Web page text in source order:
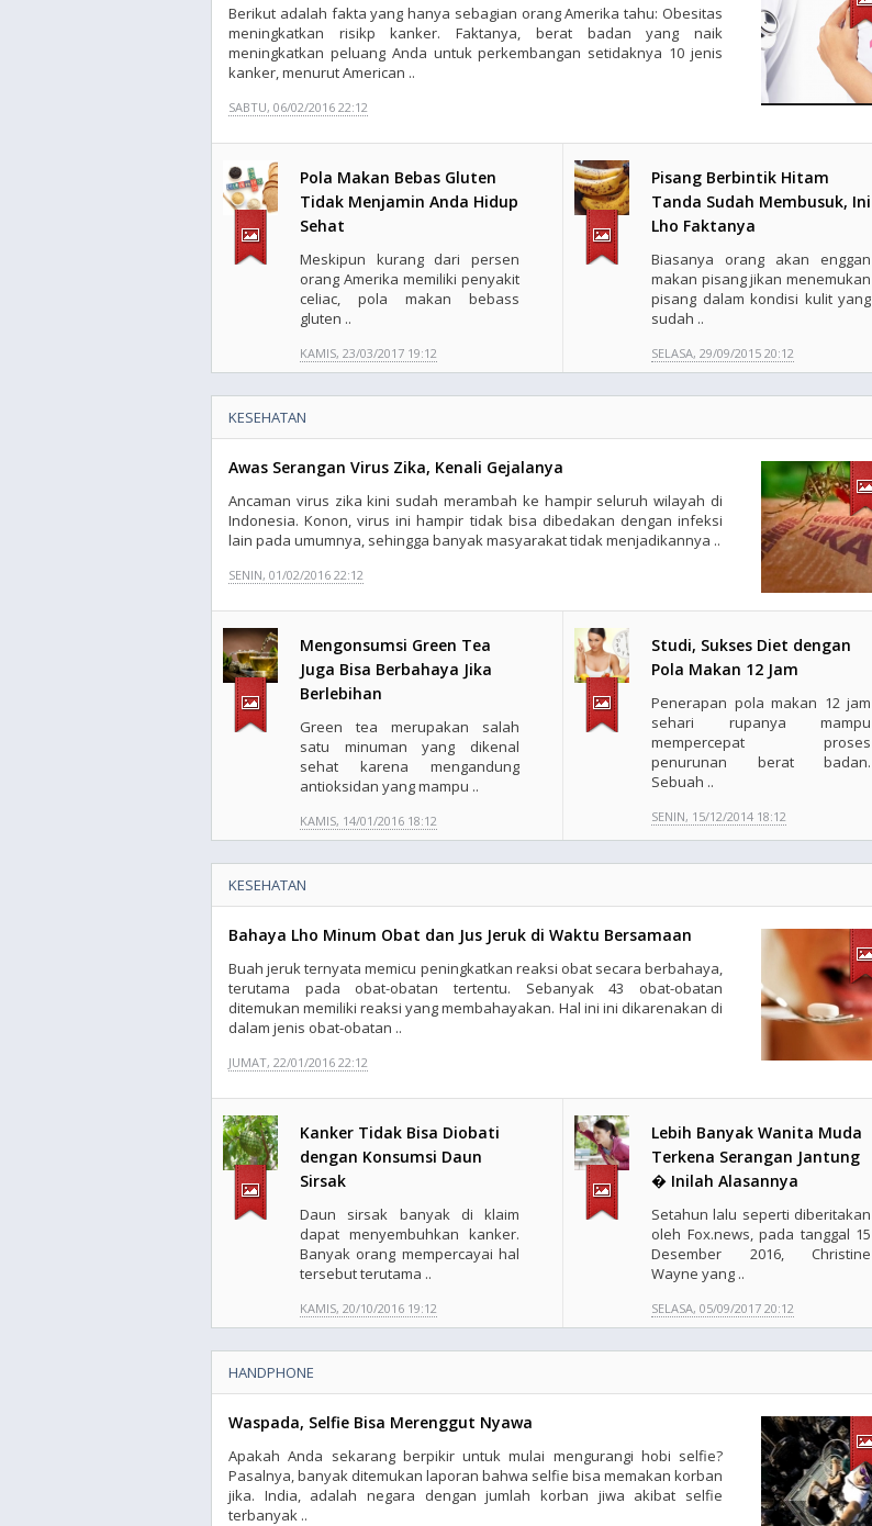
Berikut adalah fakta yang hanya sebagian orang Amerika tahu: Obesitas
meningkatkan risikp kanker. Faktanya, berat badan yang naik
meningkatkan peluang Anda untuk perkembangan setidaknya 10 jenis
kanker, menurut American ..
SABTU, 06/02/2016 22:12
Pola Makan Bebas Gluten
Tidak Menjamin Anda Hidup
Sehat
Meskipun kurang dari persen
orang Amerika memiliki penyakit
celiac, pola makan bebass
gluten ..
KAMIS, 23/03/2017 19:12
Pisang Berbintik Hitam
Tanda Sudah Membusuk, Ini
Lho Faktanya
Biasanya orang akan enggan
makan pisang jikan menemukan
pisang dalam kondisi kulit yang
sudah ..
SELASA, 29/09/2015 20:12
KESEHATAN
Awas Serangan Virus Zika, Kenali Gejalanya
Ancaman virus zika kini sudah merambah ke hampir seluruh wilayah di
Indonesia. Konon, virus ini hampir tidak bisa dibedakan dengan infeksi
lain pada umumnya, sehingga banyak masyarakat tidak menjadikannya ..
SENIN, 01/02/2016 22:12
Mengonsumsi Green Tea
Juga Bisa Berbahaya Jika
Berlebihan
Green tea merupakan salah
satu minuman yang dikenal
sehat karena mengandung
antioksidan yang mampu ..
KAMIS, 14/01/2016 18:12
Studi, Sukses Diet dengan
Pola Makan 12 Jam
Penerapan pola makan 12 jam
sehari rupanya mampu
mempercepat proses
penurunan berat badan.
Sebuah ..
SENIN, 15/12/2014 18:12
KESEHATAN
Bahaya Lho Minum Obat dan Jus Jeruk di Waktu Bersamaan
Buah jeruk ternyata memicu peningkatkan reaksi obat secara berbahaya,
terutama pada obat-obatan tertentu. Sebanyak 43 obat-obatan
ditemukan memiliki reaksi yang membahayakan. Hal ini ini dikarenakan di
dalam jenis obat-obatan ..
JUMAT, 22/01/2016 22:12
Kanker Tidak Bisa Diobati
dengan Konsumsi Daun
Sirsak
Daun sirsak banyak di klaim
dapat menyembuhkan kanker.
Banyak orang mempercayai hal
tersebut terutama ..
KAMIS, 20/10/2016 19:12
Lebih Banyak Wanita Muda
Terkena Serangan Jantung
� Inilah Alasannya
Setahun lalu seperti diberitakan
oleh Fox.news, pada tanggal 15
Desember 2016, Christine
Wayne yang ..
SELASA, 05/09/2017 20:12
HANDPHONE
Waspada, Selfie Bisa Merenggut Nyawa
Apakah Anda sekarang berpikir untuk mulai mengurangi hobi selfie?
Pasalnya, banyak ditemukan laporan bahwa selfie bisa memakan korban
jika. India, adalah negara dengan jumlah korban jiwa akibat selfie
terbanyak ..